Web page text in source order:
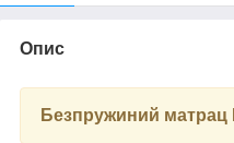
Опис
Безпружиний